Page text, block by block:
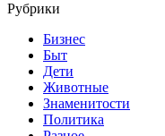
Рубрики
Бизнес
Быт
Дети
Животные
Знаменитости
Политика